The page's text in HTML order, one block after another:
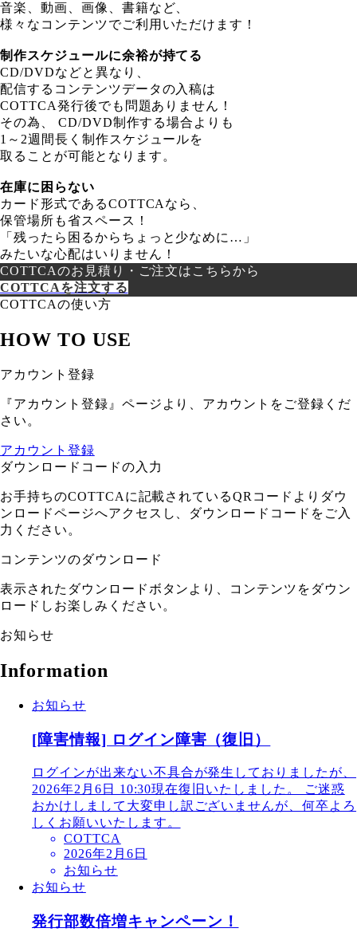
音楽、動画、画像、書籍など、
様々なコンテンツでご利用いただけます！
制作スケジュールに余裕が持てる
CD/DVDなどと異なり、
配信するコンテンツデータの入稿は
COTTCA発行後でも問題ありません！
その為、 CD/DVD制作する場合よりも
1～2週間長く制作スケジュールを
取ることが可能となります。
在庫に困らない
カード形式であるCOTTCAなら、
保管場所も省スペース！
「残ったら困るからちょっと少なめに…」
みたいな心配はいりません！
COTTCAのお見積り・ご注文はこちらから
COTTCAを注文する
COTTCAの使い方
HOW TO USE
アカウント登録
『アカウント登録』ページより、アカウントをご登録くだ
さい。
アカウント登録
ダウンロードコードの入力
お手持ちのCOTTCAに記載されているQRコードよりダウ
ンロードページへアクセスし、ダウンロードコードをご入
力ください。
コンテンツのダウンロード
表示されたダウンロードボタンより、コンテンツをダウン
ロードしお楽しみください。
お知らせ
Information
お知らせ
[障害情報] ログイン障害（復旧）
ログインが出来ない不具合が発生しておりましたが、
2026年2月6日 10:30現在復旧いたしました。 ご迷惑
おかけしまして大変申し訳ございませんが、何卒よろ
しくお願いいたします。
COTTCA
2026年2月6日
お知らせ
お知らせ
発行部数倍増キャンペーン！